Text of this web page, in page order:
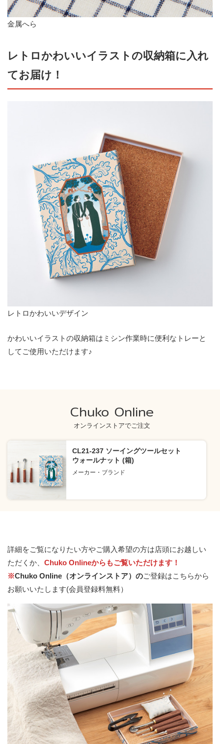
金属へら
レトロかわいいイラストの収納箱に入れ
てお届け！
レトロかわいいデザイン
かわいいイラストの収納箱はミシン作業時に便利なトレーと
してご使用いただけます♪
Chuko Online
オンラインストアでご注文
CL21-237 ソーイングツールセット
ウォールナット (箱)
メーカー・ブランド
詳細をご覧になりたい方やご購入希望の方は店頭にお越しい
ただくか、 Chuko Onlineからもご覧いただけます！
※Chuko Online（オンラインストア）のご登録はこちらから
お願いいたします(会員登録料無料）